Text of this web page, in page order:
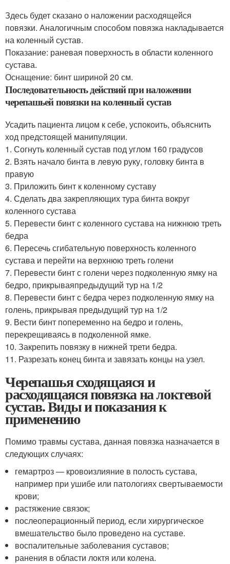
Здесь будет сказано о наложении расходящейся
повязки. Аналогичным способом повязка накладывается
на коленный сустав.
Показание: раневая поверхность в области коленного
сустава.
Оснащение: бинт шириной 20 см.
Последовательность действий при наложении
черепашьей повязки на коленный сустав
Усадить пациента лицом к себе, успокоить, объяснить
ход предстоящей манипуляции.
1. Согнуть коленный сустав под углом 160 градусов
2. Взять начало бинта в левую руку, головку бинта в
правую
3. Приложить бинт к коленному суставу
4. Сделать два закрепляющих тура бинта вокруг
коленного сустава
5. Перевести бинт с коленного сустава на нижнюю треть
бедра
6. Пересечь сгибательную поверхность коленного
сустава и перейти на верхнюю треть голени
7. Перевести бинт с голени через подколенную ямку на
бедро, прикрываяпредыдущий тур на 1/2
8. Перевести бинт с бедра через подколенную ямку на
голень, прикрывая предыдущий тур на 1/2
9. Вести бинт попеременно на бедро и голень,
перекрещиваясь в подколенной ямке.
10. Закрепить повязку в нижней трети бедра.
11. Разрезать конец бинта и завязать концы на узел.
Черепашья сходящаяся и
расходящаяся повязка на локтевой
сустав. Виды и показания к
применению
Помимо травмы сустава, данная повязка назначается в
следующих случаях:
гемартроз — кровоизлияние в полость сустава,
например при ушибе или патологиях свертываемости
крови;
растяжение связок;
послеоперационный период, если хирургическое
вмешательство было проведено на суставе.
воспалительные заболевания суставов;
ранения в области локтя или колена.